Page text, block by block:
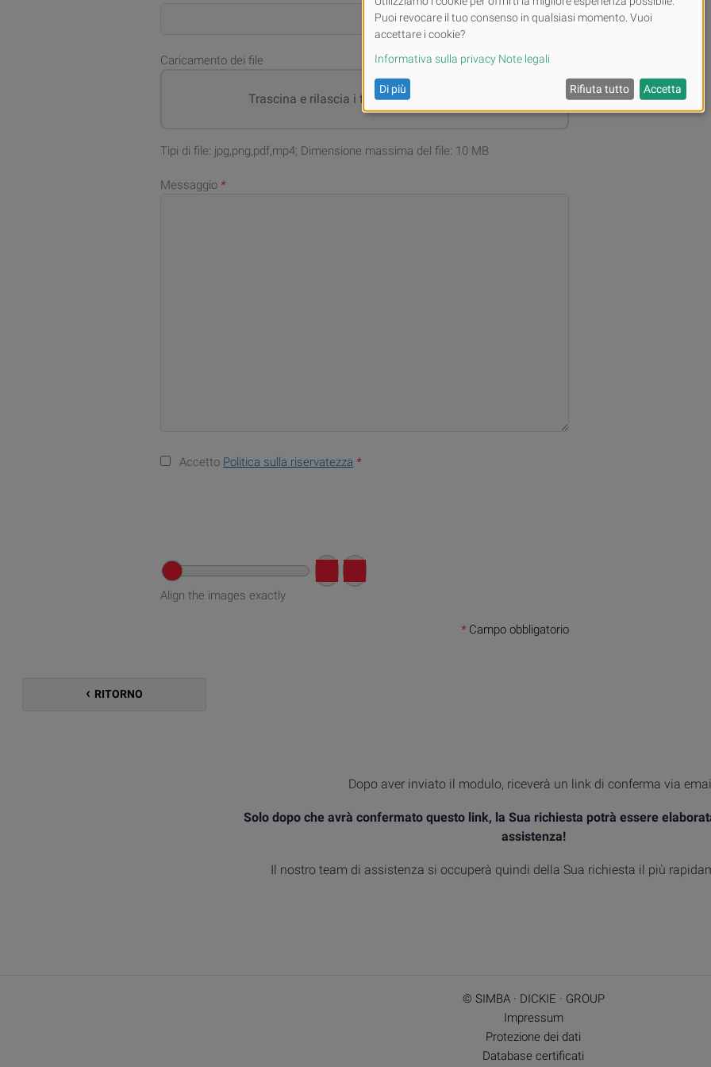
Caricamento dei file
Trascina e rilascia i tuoi file oppure
Tipi di file: jpg,png,pdf,mp4; Dimensione massima del file: 10 MB
Messaggio *
Accetto Politica sulla riservatezza *
Align the images exactly
*Campo obbligatorio
RITORNO
Dopo aver inviato il modulo, riceverà un link di conferma via
Solo dopo che avrà confermato questo link, la Sua richiesta potrà essere
assistenza!
Il nostro team di assistenza si occuperà quindi della Sua richiesta il più
© SIMBA · DICKIE · GROUP
Impressum
Protezione dei dati
Database certificati